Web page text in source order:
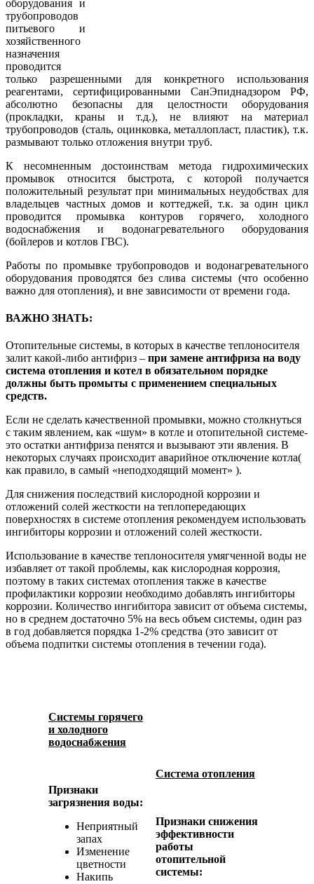
оборудования и
трубопроводов
питьевого и
хозяйственного
назначения
проводится
только разрешенными для конкретного использования
реагентами, сертифицированными СанЭпиднадзором РФ,
абсолютно безопасны для целостности оборудования
(прокладки, краны и т.д.), не влияют на материал
трубопроводов (сталь, оцинковка, металлопласт, пластик), т.к.
размывают только отложения внутри труб.
К несомненным достоинствам метода гидрохимических
промывок относится быстрота, с которой получается
положительный результат при минимальных неудобствах для
владельцев частных домов и коттеджей, т.к. за один цикл
проводится промывка контуров горячего, холодного
водоснабжения и водонагревательного оборудования
(бойлеров и котлов ГВС).
Работы по промывке трубопроводов и водонагревательного
оборудования проводятся без слива системы (что особенно
важно для отопления), и вне зависимости от времени года.
ВАЖНО ЗНАТЬ:
Отопительные системы, в которых в качестве теплоносителя
залит какой-либо антифриз – при замене антифриза на воду
система отопления и котел в обязательном порядке
должны быть промыты с применением специальных
средств.
Если не сделать качественной промывки, можно столкнуться
с таким явлением, как «шум» в котле и отопительной системе-
это остатки антифриза пенятся и вызывают эти явления. В
некоторых случаях происходит аварийное отключение котла(
как правило, в самый «неподходящий момент» ).
Для снижения последствий кислородной коррозии и
отложений солей жесткости на теплопередающих
поверхностях в системе отопления рекомендуем использовать
ингибиторы коррозии и отложений солей жесткости.
Использование в качестве теплоносителя умягченной воды не
избавляет от такой проблемы, как кислородная коррозия,
поэтому в таких системах отопления также в качестве
профилактики коррозии необходимо добавлять ингибиторы
коррозии. Количество ингибитора зависит от объема системы,
но в среднем достаточно 5% на весь объем системы, один раз
в год добавляется порядка 1-2% средства (это зависит от
объема подпитки системы отопления в течении года).
Системы горячего
и холодного
водоснабжения
Признаки
загрязнения воды:
Неприятный
запах
Изменение
цветности
Накипь
Система отопления
Признаки снижения
эффективности
работы
отопительной
системы: